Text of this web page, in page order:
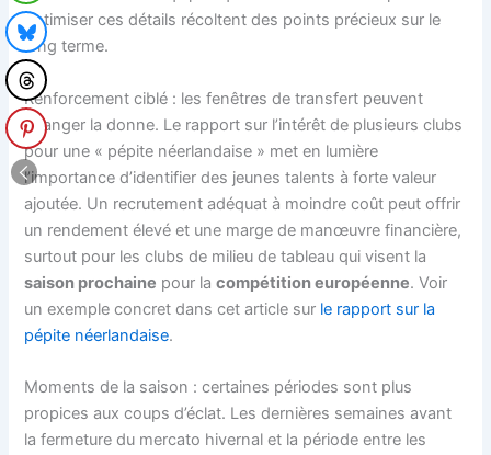
optimiser ces détails récoltent des points précieux sur le
long terme.
Renforcement ciblé : les fenêtres de transfert peuvent
changer la donne. Le rapport sur l’intérêt de plusieurs clubs
pour une « pépite néerlandaise » met en lumière
l’importance d’identifier des jeunes talents à forte valeur
ajoutée. Un recrutement adéquat à moindre coût peut offrir
un rendement élevé et une marge de manœuvre financière,
surtout pour les clubs de milieu de tableau qui visent la
saison prochaine pour lacompétition européenne. Voir
un exemple concret dans cet article sur le rapport sur la
pépite néerlandaise.
Moments de la saison : certaines périodes sont plus
propices aux coups d’éclat. Les dernières semaines avant
la fermeture du mercato hivernal et la période entre les